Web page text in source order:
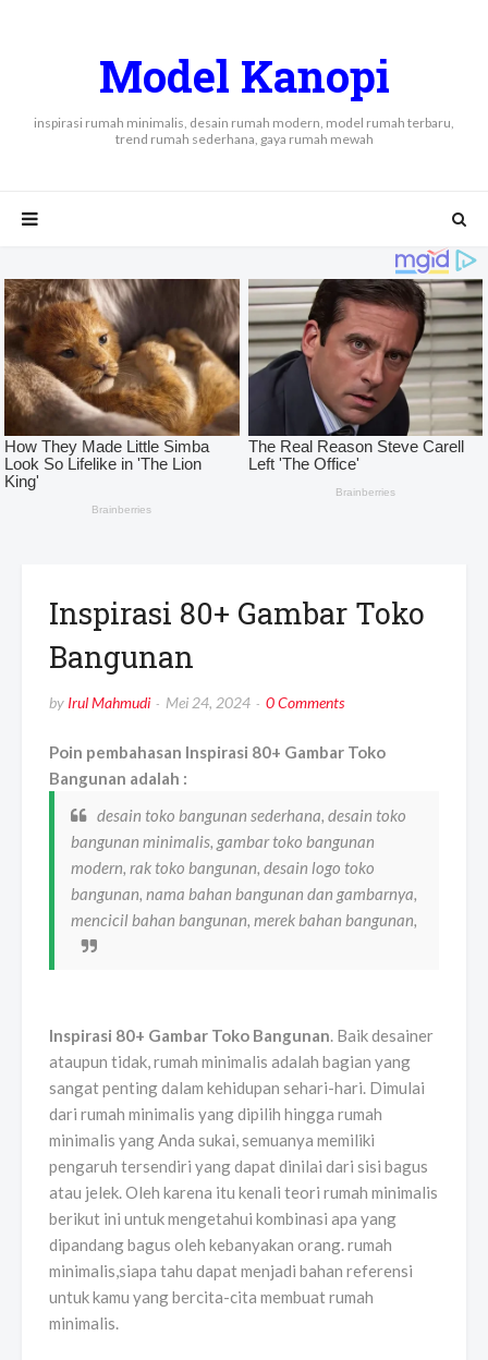
Model Kanopi
inspirasi rumah minimalis, desain rumah modern, model rumah terbaru,
trend rumah sederhana, gaya rumah mewah
Inspirasi 80+ Gambar Toko
Bangunan
by Irul Mahmudi Mei 24, 2024 0 Comments
Poin pembahasan Inspirasi 80+ Gambar Toko
Bangunan adalah :
desain toko bangunan sederhana, desain toko
bangunan minimalis, gambar toko bangunan
modern, rak toko bangunan, desain logo toko
bangunan, nama bahan bangunan dan gambarnya,
mencicil bahan bangunan, merek bahan bangunan,
Inspirasi 80+ Gambar Toko Bangunan. Baik desainer
ataupun tidak, rumah minimalis adalah bagian yang
sangat penting dalam kehidupan sehari-hari. Dimulai
dari rumah minimalis yang dipilih hingga rumah
minimalis yang Anda sukai, semuanya memiliki
pengaruh tersendiri yang dapat dinilai dari sisi bagus
atau jelek. Oleh karena itu kenali teori rumah minimalis
berikut ini untuk mengetahui kombinasi apa yang
dipandang bagus oleh kebanyakan orang. rumah
minimalis,siapa tahu dapat menjadi bahan referensi
untuk kamu yang bercita-cita membuat rumah
minimalis.